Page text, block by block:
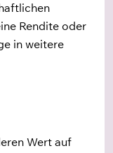
Rendite oder
in weitere
Wert auf